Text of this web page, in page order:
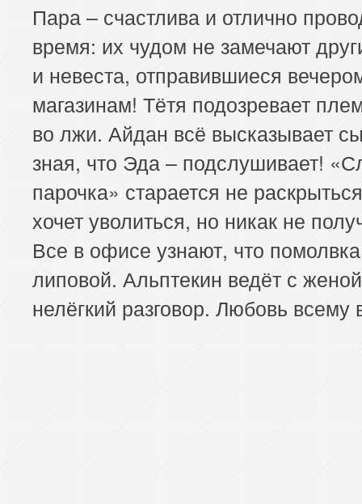
Пара – счастлива и отлично
время: их чудом не замечают
и невеста, отправившиеся
магазинам! Тётя подозревает
во лжи. Айдан всё высказывает
зная, что Эда – подслушивает!
парочка» старается не
хочет уволиться, но никак не
Все в офисе узнают, что
липовой. Альптекин ведёт с женой
нелёгкий разговор. Любовь